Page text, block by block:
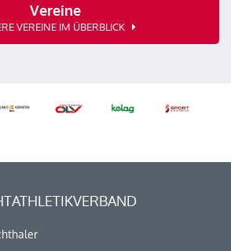
Vereine
VEREINE IM ÜBERBLICK